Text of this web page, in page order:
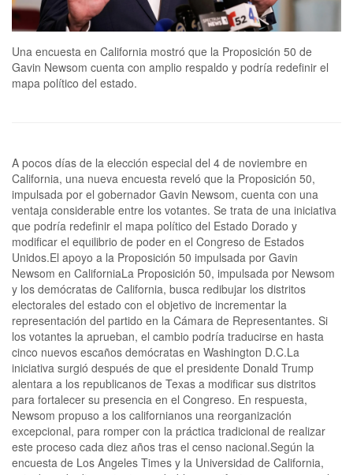
Una encuesta en California mostró que la Proposición 50 de
Gavin Newsom cuenta con amplio respaldo y podría redefinir el
mapa político del estado.
A pocos días de la elección especial del 4 de noviembre en
California, una nueva encuesta reveló que la Proposición 50,
impulsada por el gobernador Gavin Newsom, cuenta con una
ventaja considerable entre los votantes. Se trata de una iniciativa
que podría redefinir el mapa político del Estado Dorado y
modificar el equilibrio de poder en el Congreso de Estados
Unidos.El apoyo a la Proposición 50 impulsada por Gavin
Newsom en CaliforniaLa Proposición 50, impulsada por Newsom
y los demócratas de California, busca redibujar los distritos
electorales del estado con el objetivo de incrementar la
representación del partido en la Cámara de Representantes. Si
los votantes la aprueban, el cambio podría traducirse en hasta
cinco nuevos escaños demócratas en Washington D.C.La
iniciativa surgió después de que el presidente Donald Trump
alentara a los republicanos de Texas a modificar sus distritos
para fortalecer su presencia en el Congreso. En respuesta,
Newsom propuso a los californianos una reorganización
excepcional, para romper con la práctica tradicional de realizar
este proceso cada diez años tras el censo nacional.Según la
encuesta de Los Angeles Times y la Universidad de California,